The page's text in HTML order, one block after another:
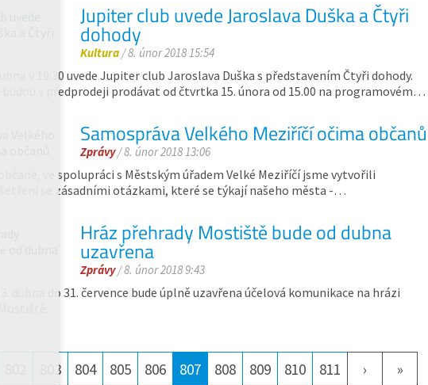
Jupiter club uvede Jaroslava Duška a Čtyři
dohody
Kultura/ 8. únor 2018 15:54
v 19:30 uvede Jupiter club Jaroslava Duška s představením Čtyři dohody.
budou v předprodeji prodávat od čtvrtka 15. února od 15.00 na programovém…
Samospráva Velkého Meziříčí očima občanů
Zprávy/ 8. únor 2018 13:06
ve spolupráci s Městským úřadem Velké Meziříčí jsme vytvořili
šetření se zásadními otázkami, které se týkají našeho města -…
Hráz přehrady Mostiště bude od dubna
uzavřena
Zprávy/ 8. únor 2018 9:43
3. dubna do 31. července bude úplně uzavřena účelová komunikace na hrázi
803 804 805 806 807 808 809 810 811 › »